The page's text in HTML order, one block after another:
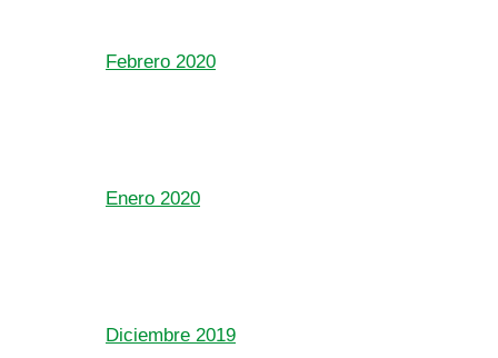
Febrero 2020
Enero 2020
Diciembre 2019